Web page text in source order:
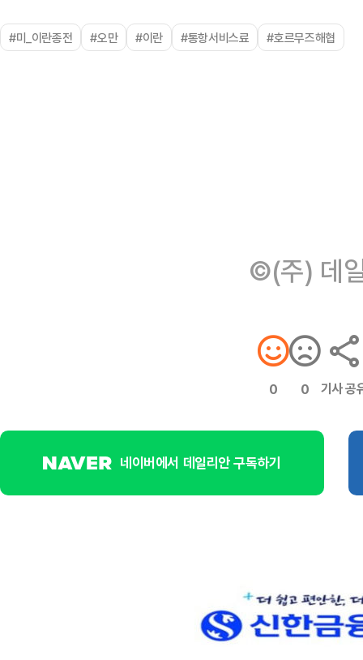
#미_이란종전 #오만 #이란 #통항서비스료 #호르무즈해협
©(주) 데
0 0 기사 공
네이버에서 데일리안 구독하기